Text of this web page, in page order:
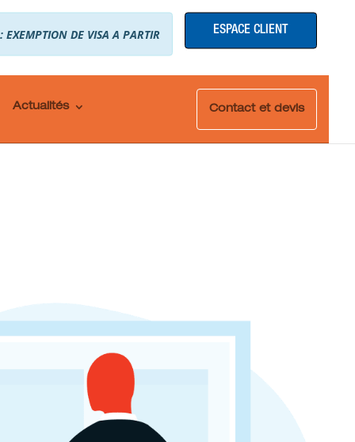
EXEMPTION DE VISA A PARTIR ESPACE CLIENT
Actualités Contact et devis